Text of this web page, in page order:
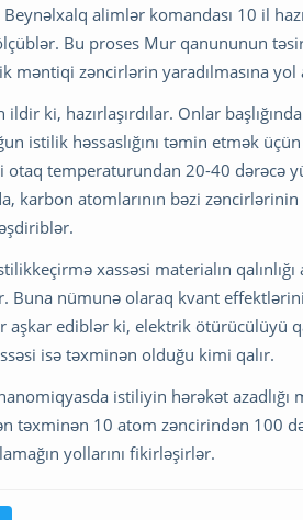
alimlər komandası 10 il
Bu proses Mur qanununun
məntiqi zəncirlərin yaradılmasına yol
ki, hazırlaşırdılar. Onlar
istilik həssaslığını təmin etmək
temperaturundan 20-40 dərəcə
karbon atomlarının bəzi
xassəsi materialın
Buna nümunə olaraq kvant
ediblər ki, elektrik ötürücülüyü
isə təxminən olduğu kimi qalır.
istiliyin hərəkət azadlığı
təxminən 10 atom zəncirindən 100
yollarını fikirləşirlər.